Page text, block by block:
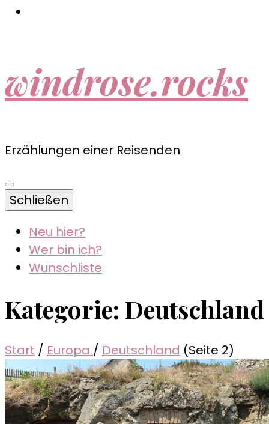
windrose.rocks
Erzählungen einer Reisenden
Schließen
Neu hier?
Wer bin ich?
Wunschliste
Kategorie: Deutschland
Start / Europa / Deutschland (Seite 2)